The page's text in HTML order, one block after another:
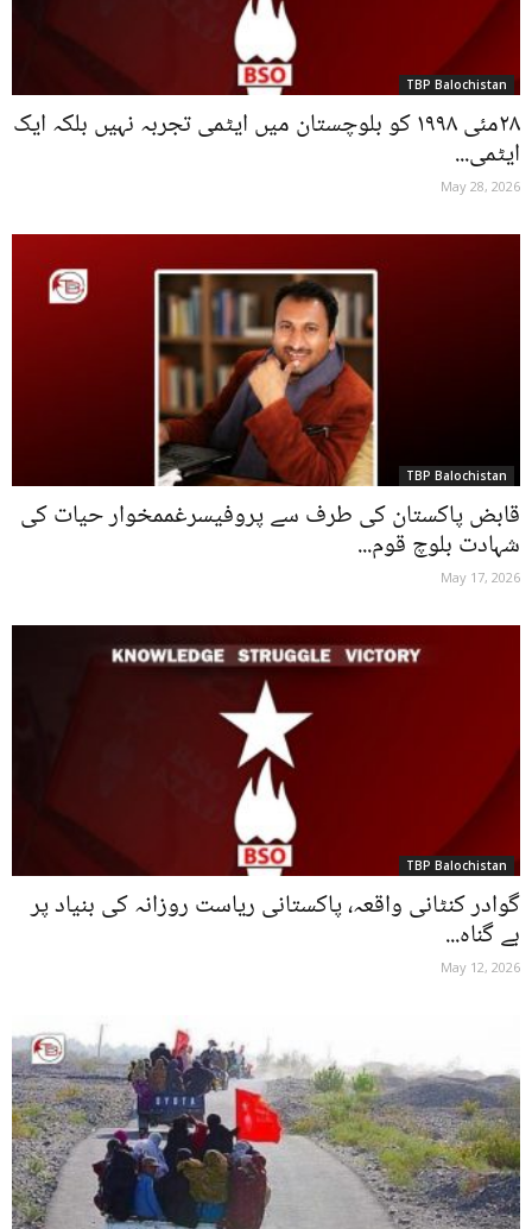
TBP Balochistan
۲۸مئی ۱۹۹۸ کو بلوچستان میں ایٹمی تجربہ نہیں بلکہ ایک
ایٹمی...
May 28, 2026
TBP Balochistan
قابض پاکستان کی طرف سے پروفیسرغممخوار حیات کی
شہادت بلوچ قوم...
May 17, 2026
TBP Balochistan
گوادر کنٹانی واقعہ، پاکستانی ریاست روزانہ کی بنیاد پر
بے گناہ...
May 12, 2026